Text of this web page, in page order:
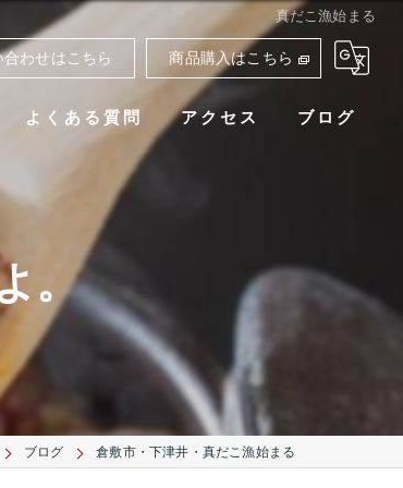
真だこ漁始まる
合わせはこちら 商品購入はこちら
よくある質問 アクセス ブログ
。
ブログ 倉敷市・下津井・真だこ漁始まる